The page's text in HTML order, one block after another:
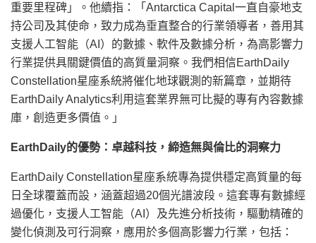
重要里程碑」。他續指：「Antarctica Capital一直自豪地支
持公司及其使命，致力成為垂直整合的行業領導者，善用其
支援人工智能（AI）的數據、軟件及數據分析，為高影響力
行業提供具關鍵價值的高質量洞察。我們相信EarthDaily
Constellation星座系統將催化地球觀測的新篇章，並期待
EarthDaily Analytics利用這套業界無可比擬的專有內容數據
庫，創造更多價值。」
EarthDaily的優勢：卓越科技，締造無與倫比的洞察力
EarthDaily Constellation星座系統專為提供穩定高質量的每
日全球覆蓋而設，涵蓋超過20個光譜波段。這套專有數據經
過優化，支援人工智能（AI）及先進分析技術，驅動精確的
變化偵測及可行洞察，應用於多個高影響力行業，包括：